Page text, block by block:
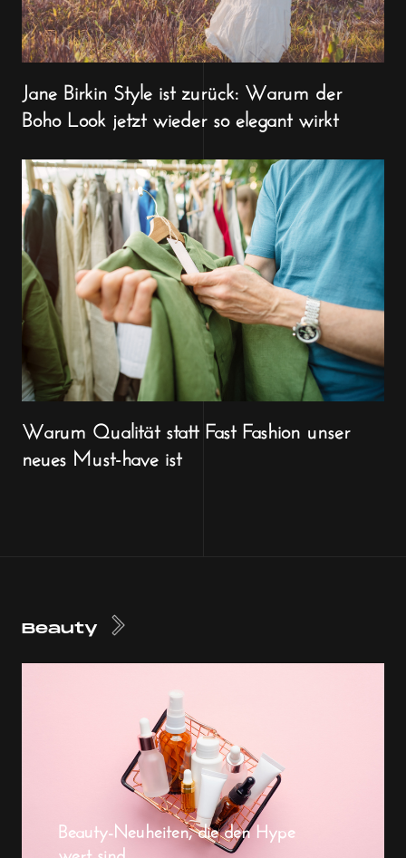
Jane Birkin Style ist zurück: Warum der
Boho Look jetzt wieder so elegant wirkt
Warum Qualität statt Fast Fashion unser
neues Must-have ist
Beauty
Beauty-Neuheiten, die den Hype